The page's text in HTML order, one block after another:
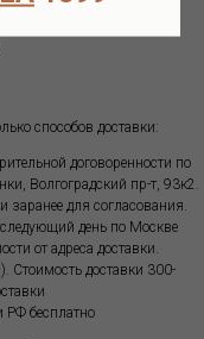
способов доставки:
договоренности по
Волгоградский пр-т, 93к2.
заранее для согласования.
следующий день по Москве
от адреса доставки.
доставки 300-
РФ бесплатно